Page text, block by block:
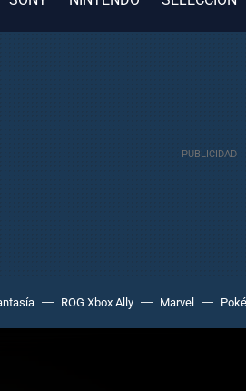
ROG Xbox Ally Marvel